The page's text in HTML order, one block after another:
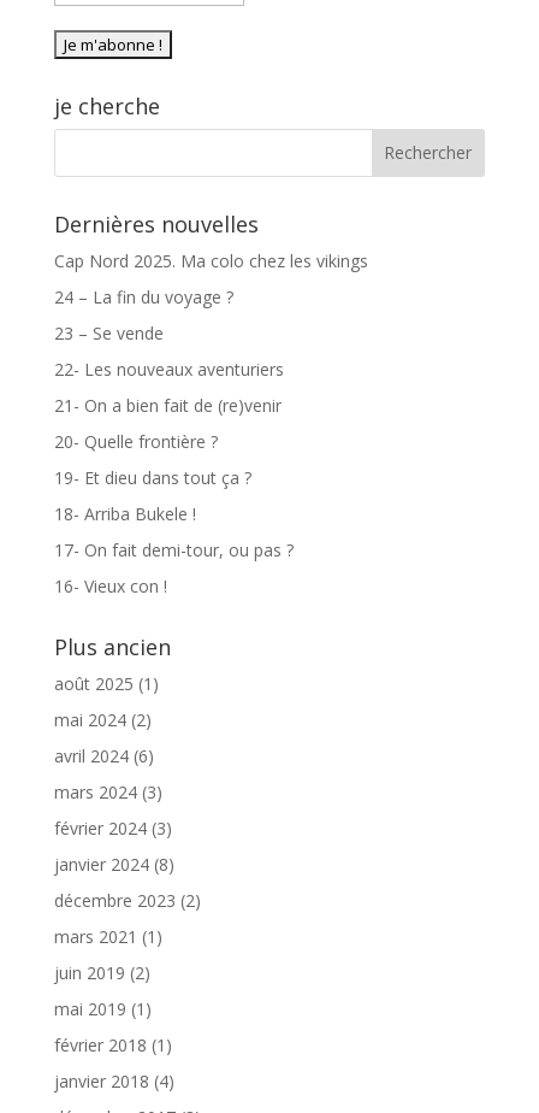
je cherche
Dernières nouvelles
Cap Nord 2025. Ma colo chez les vikings
24 – La fin du voyage ?
23 – Se vende
22- Les nouveaux aventuriers
21- On a bien fait de (re)venir
20- Quelle frontière ?
19- Et dieu dans tout ça ?
18- Arriba Bukele !
17- On fait demi-tour, ou pas ?
16- Vieux con !
Plus ancien
août 2025 (1)
mai 2024(2)
avril 2024(6)
mars 2024(3)
février 2024(3)
janvier 2024(8)
décembre 2023 (2)
mars 2021 (1)
juin 2019 (2)
mai 2019 (1)
février 2018 (1)
janvier 2018 (4)